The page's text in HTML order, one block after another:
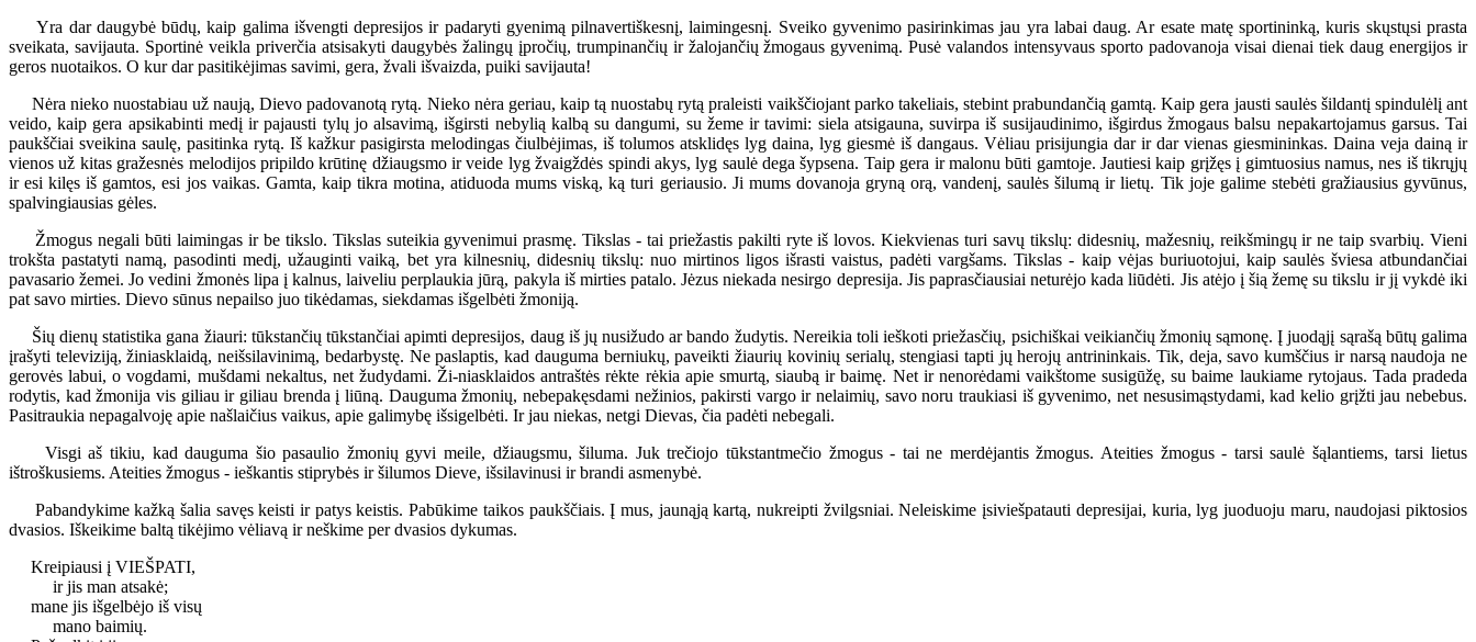
Yra dar daugybė būdų, kaip galima išvengti depresijos ir padaryti gyenimą pilnavertiškesnį, laimingesnį. Sveiko gyvenimo pasirinkimas jau yra labai daug. Ar esate matę sportininką, kuris skųstųsi prasta
sveikata, savijauta. Sportinė veikla priverčia atsisakyti daugybės žalingų įpročių, trumpinančių ir žalojančių žmogaus gyvenimą. Pusė valandos intensyvaus sporto padovanoja visai dienai tiek daug energijos ir
geros nuotaikos. O kur dar pasitikėjimas savimi, gera, žvali išvaizda, puiki savijauta!
Nėra nieko nuostabiau už naują, Dievo padovanotą rytą. Nieko nėra geriau, kaip tą nuostabų rytą praleisti vaikščiojant parko takeliais, stebint prabundančią gamtą. Kaip gera jausti saulės šildantį spindulėlį ant
veido, kaip gera apsikabinti medį ir pajausti tylų jo alsavimą, išgirsti nebylią kalbą su dangumi, su žeme ir tavimi: siela atsigauna, suvirpa iš susijaudinimo, išgirdus žmogaus balsu nepakartojamus garsus. Tai
paukščiai sveikina saulę, pasitinka rytą. Iš kažkur pasigirsta melodingas čiulbėjimas, iš tolumos atsklidęs lyg daina, lyg giesmė iš dangaus. Vėliau prisijungia dar ir dar vienas giesmininkas. Daina veja dainą ir
vienos už kitas gražesnės melodijos pripildo krūtinę džiaugsmo ir veide lyg žvaigždės spindi akys, lyg saulė dega šypsena. Taip gera ir malonu būti gamtoje. Jautiesi kaip grįžęs į gimtuosius namus, nes iš tikrųjų
ir esi kilęs iš gamtos, esi jos vaikas. Gamta, kaip tikra motina, atiduoda mums viską, ką turi geriausio. Ji mums dovanoja gryną orą, vandenį, saulės šilumą ir lietų. Tik joje galime stebėti gražiausius gyvūnus,
spalvingiausias gėles.
Žmogus negali būti laimingas ir be tikslo. Tikslas suteikia gyvenimui prasmę. Tikslas - tai priežastis pakilti ryte iš lovos. Kiekvienas turi savų tikslų: didesnių, mažesnių, reikšmingų ir ne taip svarbių. Vieni
trokšta pastatyti namą, pasodinti medį, užauginti vaiką, bet yra kilnesnių, didesnių tikslų: nuo mirtinos ligos išrasti vaistus, padėti vargšams. Tikslas - kaip vėjas buriuotojui, kaip saulės šviesa atbundančiai
pavasario žemei. Jo vedini žmonės lipa į kalnus, laiveliu perplaukia jūrą, pakyla iš mirties patalo. Jėzus niekada nesirgo depresija. Jis paprasčiausiai neturėjo kada liūdėti. Jis atėjo į šią žemę su tikslu ir jį vykdė iki
pat savo mirties. Dievo sūnus nepailso juo tikėdamas, siekdamas išgelbėti žmoniją.
Šių dienų statistika gana žiauri: tūkstančių tūkstančiai apimti depresijos, daug iš jų nusižudo ar bando žudytis. Nereikia toli ieškoti priežasčių, psichiškai veikiančių žmonių sąmonę. Į juodąjį sąrašą būtų galima
įrašyti televiziją, žiniasklaidą, neišsilavinimą, bedarbystę. Ne paslaptis, kad dauguma berniukų, paveikti žiaurių kovinių serialų, stengiasi tapti jų herojų antrininkais. Tik, deja, savo kumščius ir narsą naudoja ne
gerovės labui, o vogdami, mušdami nekaltus, net žudydami. Ži-niasklaidos antraštės rėkte rėkia apie smurtą, siaubą ir baimę. Net ir nenorėdami vaikštome susigūžę, su baime laukiame rytojaus. Tada pradeda
rodytis, kad žmonija vis giliau ir giliau brenda į liūną. Dauguma žmonių, nebepakęsdami nežinios, pakirsti vargo ir nelaimių, savo noru traukiasi iš gyvenimo, net nesusimąstydami, kad kelio grįžti jau nebebus.
Pasitraukia nepagalvoję apie našlaičius vaikus, apie galimybę išsigelbėti. Ir jau niekas, netgi Dievas, čia padėti nebegali.
Visgi aš tikiu, kad dauguma šio pasaulio žmonių gyvi meile, džiaugsmu, šiluma. Juk trečiojo tūkstantmečio žmogus - tai ne merdėjantis žmogus. Ateities žmogus - tarsi saulė šąlantiems, tarsi lietus
ištroškusiems. Ateities žmogus - ieškantis stiprybės ir šilumos Dieve, išsilavinusi ir brandi asmenybė.
Pabandykime kažką šalia savęs keisti ir patys keistis. Pabūkime taikos paukščiais. Į mus, jaunąją kartą, nukreipti žvilgsniai. Neleiskime įsiviešpatauti depresijai, kuria, lyg juoduoju maru, naudojasi piktosios
dvasios. Iškeikime baltą tikėjimo vėliavą ir neškime per dvasios dykumas.
Kreipiausi į VIEŠPATI,
ir jis man atsakė;
mane jis išgelbėjo iš visų
mano baimių.